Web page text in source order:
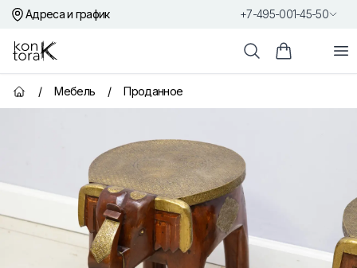
Адреса и график +7-495-001-45-50
Контора К
ПоискКорзина
Главная страница
/ Мебель / Проданное